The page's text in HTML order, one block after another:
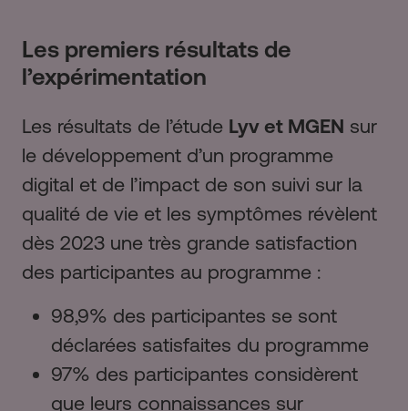
Les premiers résultats de
l’expérimentation
Les résultats de l’étude Lyv et MGEN sur
le développement d’un programme
digital et de l’impact de son suivi sur la
qualité de vie et les symptômes révèlent
dès 2023 une très grande satisfaction
des participantes au programme :
98,9% des participantes se sont
déclarées satisfaites du programme
97% des participantes considèrent
que leurs connaissances sur